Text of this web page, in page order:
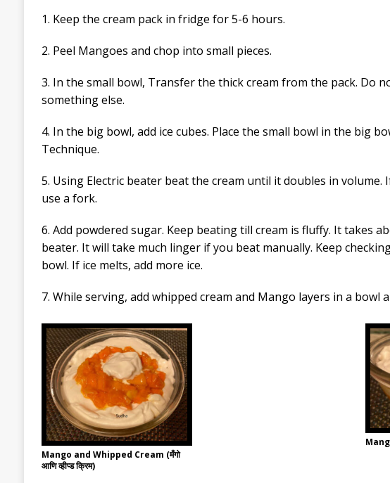
1. Keep the cream pack in fridge for 5-6 hours.
2. Peel Mangoes and chop into small pieces.
3. In the small bowl, Transfer the thick cream from the pack. Do
something else.
4. In the big bowl, add ice cubes. Place the small bowl in the big
Technique.
5. Using Electric beater beat the cream until it doubles in volume.
use a fork.
6. Add powdered sugar. Keep beating till cream is fluffy. It takes
beater. It will take much linger if you beat manually. Keep
bowl. If ice melts, add more ice.
7. While serving, add whipped cream and Mango layers in a bowl
Mango and Whipped Cream (मँगो
आणि व्हीप्ड क्रिम)